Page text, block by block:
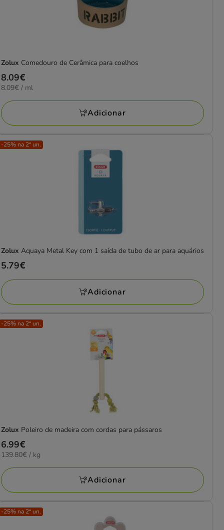
Zolux Comedouro de Cerâmica para coelhos
Preço
8.09€
8.09€
8.09€
ML
8.09€ / ml
Adicionar
-25% na 2ª un.
Zolux Aquaya Metal Key com 1 saída de tubo de ar para aquários
Preço
5.79€
5.79€
Adicionar
-25% na 2ª un.
Zolux Poleiro de madeira com cordas para pássaros
Preço
6.99€
6.99€
139.80€
KG
139.80€ / kg
Adicionar
-25% na 2ª un.